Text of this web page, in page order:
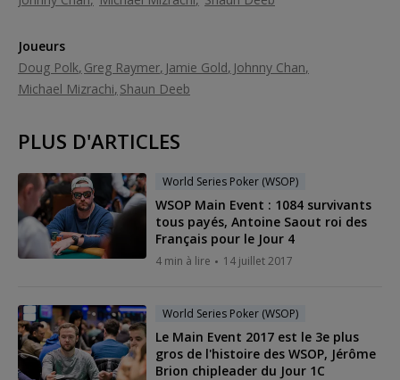
Joueurs
Doug Polk Greg Raymer Jamie Gold Johnny Chan
Michael Mizrachi Shaun Deeb
PLUS D'ARTICLES
World Series Poker (WSOP)
WSOP Main Event : 1084 survivants
tous payés, Antoine Saout roi des
Français pour le Jour 4
4 min à lire 14 juillet 2017
World Series Poker (WSOP)
Le Main Event 2017 est le 3e plus
gros de l'histoire des WSOP, Jérôme
Brion chipleader du Jour 1C